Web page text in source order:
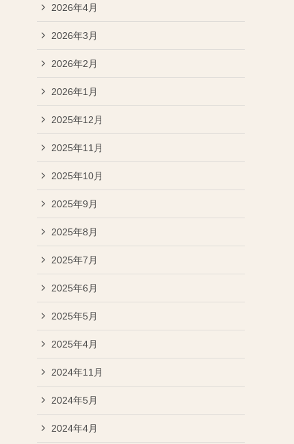
2026年4月
2026年3月
2026年2月
2026年1月
2025年12月
2025年11月
2025年10月
2025年9月
2025年8月
2025年7月
2025年6月
2025年5月
2025年4月
2024年11月
2024年5月
2024年4月